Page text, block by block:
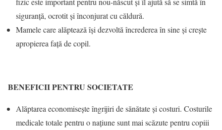
siguranță, ocrotit și înconjurat cu căldură.
Mamele care alăptează își dezvoltă încrederea în sine și crește
apropierea față de copil.
BENEFICII PENTRU SOCIETATE
Alăptarea economisește îngrijiri de sănătate și costuri. Costurile
medicale totale pentru o națiune sunt mai scăzute pentru copiii